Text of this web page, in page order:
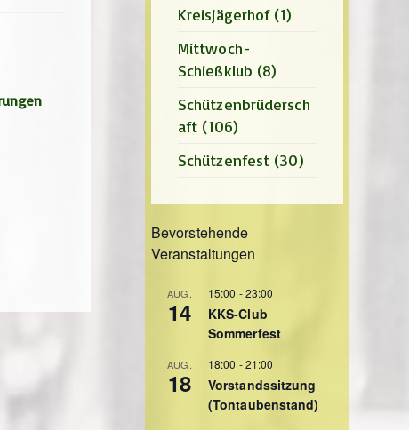
Kreisjägerhof (1)
Mittwoch-
Schießklub (8)
Schützenbrüdersch
aft (106)
Schützenfest (30)
Bevorstehende
Veranstaltungen
AUG.
14
15:00 -23:00
KKS-Club
Sommerfest
AUG.
18
18:00 -21:00
Vorstandssitzung
(Tontaubenstand)